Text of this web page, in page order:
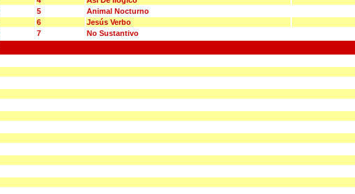
5
Animal Nocturno
6
Jesús Verbo
7 No Sustantivo